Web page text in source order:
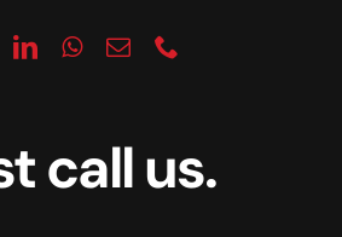
call us.